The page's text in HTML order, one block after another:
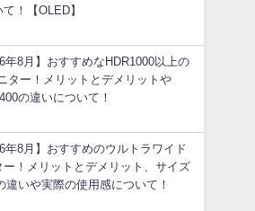
て！【OLED】
年8月】おすすめなHDR1000以上の
ター！メリットとデメリットや
の違いについて！
年8月】おすすめのウルトラワイド
ー！メリットとデメリット、サイズ
違いや実際の使用感について！